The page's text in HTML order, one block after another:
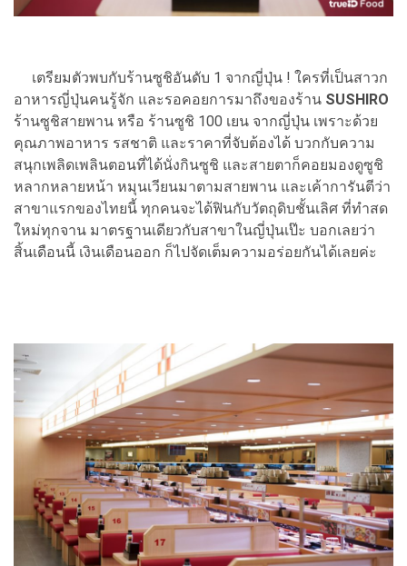
เตรียมตัวพบกับร้านซูชิอันดับ 1 จากญี่ปุ่น ! ใครที่เป็นสาวก
อาหารญี่ปุ่นคนรู้จัก และรอคอยการมาถึงของร้าน SUSHIRO
ร้านซูชิสายพาน หรือ ร้านซูชิ 100 เยน จากญี่ปุ่น เพราะด้วย
คุณภาพอาหาร รสชาติ และราคาที่จับต้องได้ บวกกับความ
สนุกเพลิดเพลินตอนที่ได้นั่งกินซูชิ และสายตาก็คอยมองดูซูชิ
หลากหลายหน้า หมุนเวียนมาตามสายพาน และเค้าการันตีว่า
สาขาแรกของไทยนี้ ทุกคนจะได้ฟินกับวัตถุดิบชั้นเลิศ ที่ทำสด
ใหม่ทุกจาน มาตรฐานเดียวกับสาขาในญี่ปุ่นเป๊ะ บอกเลยว่า
สิ้นเดือนนี้ เงินเดือนออก ก็ไปจัดเต็มความอร่อยกันได้เลยค่ะ